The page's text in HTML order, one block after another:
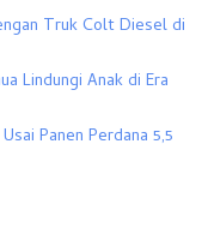
Truk Colt Diesel di
Lindungi Anak di Era
Panen Perdana 5,5